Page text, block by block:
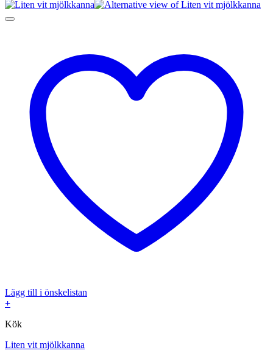
Lägg till i önskelistan
+
Kök
Liten vit mjölkkanna